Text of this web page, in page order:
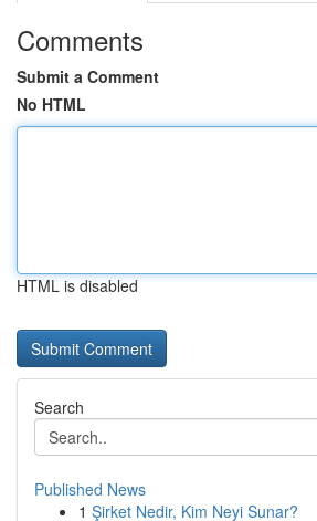
Comments
Submit a Comment
No HTML
HTML is disabled
Search
Published News
1 Şirket Nedir, Kim Neyi Sunar?